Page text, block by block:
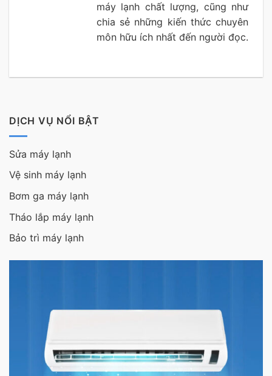
máy lạnh chất lượng, cũng như
chia sẻ những kiến thức chuyên
môn hữu ích nhất đến người đọc.
DỊCH VỤ NỔI BẬT
Sửa máy lạnh
Vệ sinh máy lạnh
Bơm ga máy lạnh
Tháo lắp máy lạnh
Bảo trì máy lạnh